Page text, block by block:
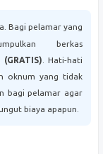
Bagi pelamar yang
berkas
. Hati-hati
oknum yang tidak
bagi pelamar agar
biaya apapun.